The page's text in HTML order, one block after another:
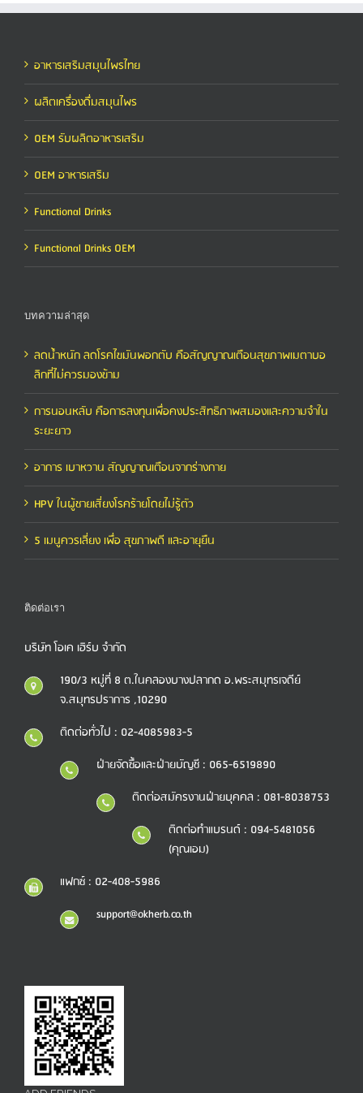
อาหารเสริมสมุนไพรไทย
ผลิตเครื่องดื่มสมุนไพร
OEM รับผลิตอาหารเสริม
OEM อาหารเสริม
Functional Drinks
Functional Drinks OEM
บทความล่าสุด
ลดน้ำหนัก ลดโรคไขมันพอกตับ คือสัญญาณเตือนสุขภาพเมตาบอ
ลิกที่ไม่ควรมองข้าม
การนอนหลับ คือการลงทุนเพื่อคงประสิทธิภาพสมองและความจำใน
ระยะยาว
อาการ เบาหวาน สัญญาณเตือนจากร่างกาย
HPV ในผู้ชายเสี่ยงโรคร้ายโดยไม่รู้ตัว
5 เมนูควรเลี่ยง เพื่อ สุขภาพดี และอายุยืน
ติดต่อเรา
บริษัท โอเค เฮิร์บ จำกัด
190/3 หมู่ที่ 8 ต.ในคลองบางปลากด อ.พระสมุทรเจดีย์
จ.สมุทรปราการ ,10290
ติดต่อทั่วไป : 02-4085983-5
ฝ่ายจัดซื้อและฝ่ายบัญชี : 065-6519890
ติดต่อสมัครงานฝ่ายบุคคล : 081-8038753
ติดต่อทำแบรนด์ : 094-5481056
(คุณเอม)
แฟกซ์ : 02-408-5986
support@okherb.co.th